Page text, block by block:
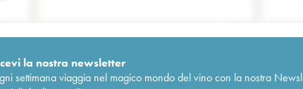
la nostra newsletter
settimana viaggia nel magico mondo del vino con la nostra